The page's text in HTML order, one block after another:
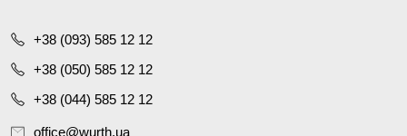
+38 (093) 585 12 12
+38 (050) 585 12 12
+38 (044) 585 12 12
office@wurth.ua